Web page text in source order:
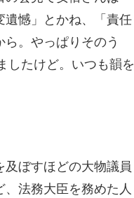
遺憾」とかね、「責任
。やっぱりそのう
したけど。いつも韻を
及ぼすほどの大物議員
法務大臣を務めた人